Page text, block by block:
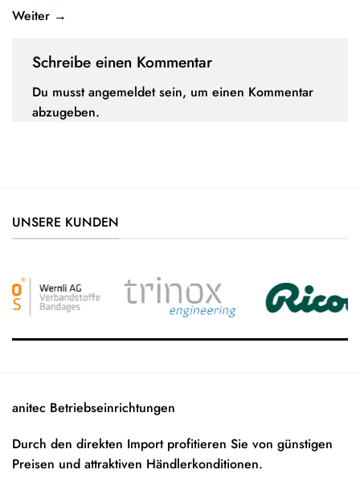
Weiter →
Schreibe einen Kommentar
Du musstangemeldetsein, um einen Kommentar
abzugeben.
UNSERE KUNDEN
anitec Betriebseinrichtungen
Durch den direkten Import profitieren Sie von günstigen
Preisen und attraktiven Händlerkonditionen.